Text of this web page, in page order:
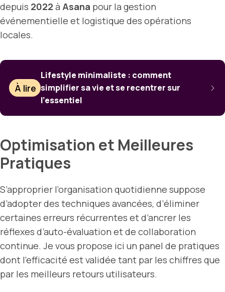
depuis 2022 à Asana pour la gestion
événementielle et logistique des opérations
locales.
À lire
Lifestyle minimaliste : comment
simplifier sa vie et se recentrer sur
l’essentiel
Optimisation et Meilleures
Pratiques
S’approprier l’organisation quotidienne suppose
d’adopter des techniques avancées, d’éliminer
certaines erreurs récurrentes et d’ancrer les
réflexes d’auto-évaluation et de collaboration
continue. Je vous propose ici un panel de pratiques
dont l’efficacité est validée tant par les chiffres que
par les meilleurs retours utilisateurs.